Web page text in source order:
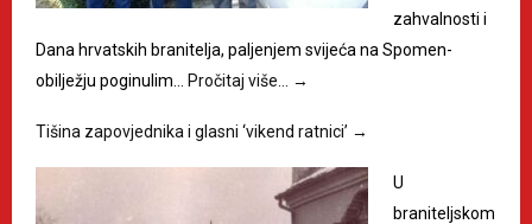
zahvalnosti i
Dana hrvatskih branitelja, paljenjem svijeća na Spomen-
obilježju poginulim…
Pročitaj više… →
Tišina zapovjednika i glasni ‘vikend ratnici’ →
U
braniteljskom